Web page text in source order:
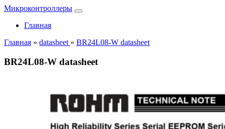
Микроконтроллеры
Главная
Главная » datasheet » BR24L08-W datasheet
BR24L08-W datasheet